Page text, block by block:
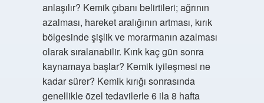
anlaşılır? Kemik çıbanı belirtileri; ağrının
azalması, hareket aralığının artması, kırık
bölgesinde şişlik ve morarmanın azalması
olarak sıralanabilir. Kırık kaç gün sonra
kaynamaya başlar? Kemik iyileşmesi ne
kadar sürer? Kemik kırığı sonrasında
genellikle özel tedavilerle 6 ila 8 hafta